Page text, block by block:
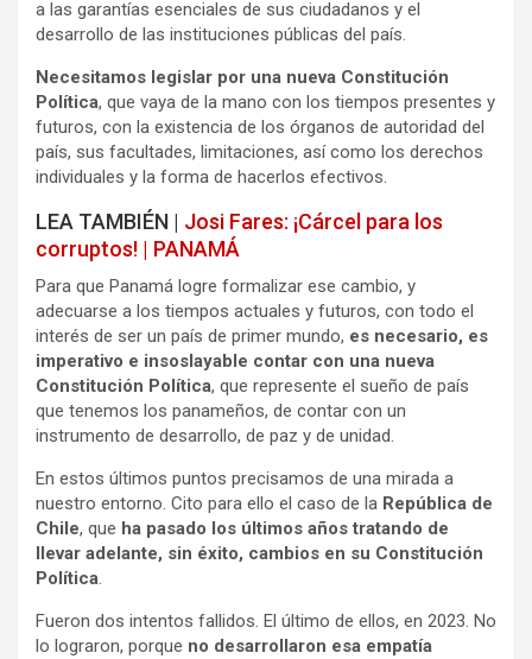
a las garantías esenciales de sus ciudadanos y el
desarrollo de las instituciones públicas del país.
Necesitamos legislar por una nueva Constitución
Política, que vaya de la mano con los tiempos presentes y
futuros, con la existencia de los órganos de autoridad del
país, sus facultades, limitaciones, así como los derechos
individuales y la forma de hacerlos efectivos.
LEA TAMBIÉN | Josi Fares: ¡Cárcel para los
corruptos! | PANAMÁ
Para que Panamá logre formalizar ese cambio, y
adecuarse a los tiempos actuales y futuros, con todo el
interés de ser un país de primer mundo, es necesario, es
imperativo e insoslayable contar con una nueva
Constitución Política, que represente el sueño de país
que tenemos los panameños, de contar con un
instrumento de desarrollo, de paz y de unidad.
En estos últimos puntos precisamos de una mirada a
nuestro entorno. Cito para ello el caso de la República de
Chile, que ha pasado los últimos años tratando de
llevar adelante, sin éxito, cambios en su Constitución
Política.
Fueron dos intentos fallidos. El último de ellos, en 2023. No
lo lograron, porque no desarrollaron esa empatía